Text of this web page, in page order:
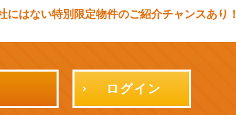
にはない特別限定物件のご紹介チャンスあり！
ログイン